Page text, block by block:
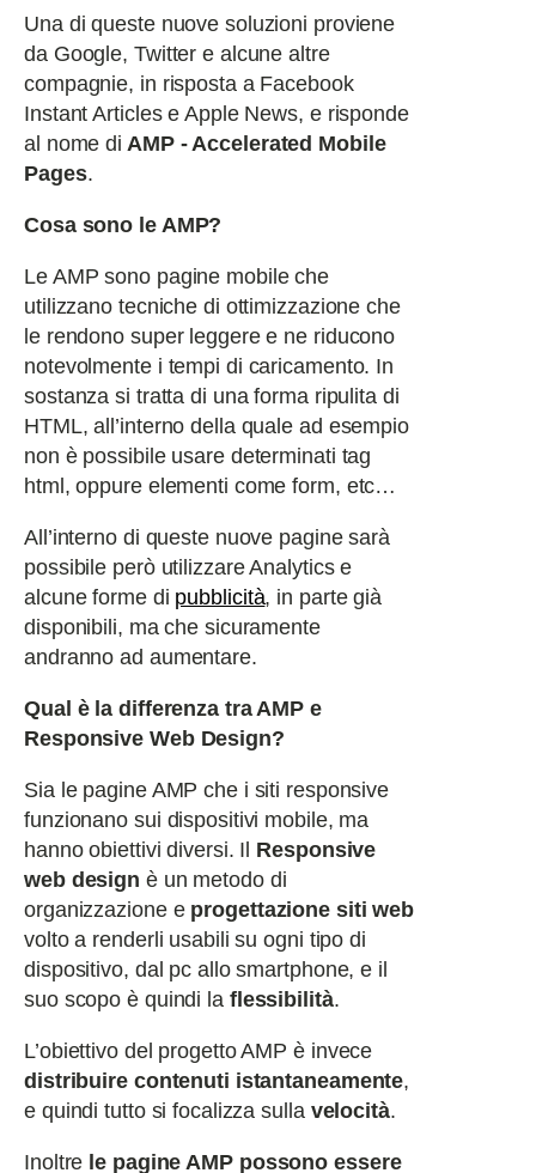
Una di queste nuove soluzioni proviene
da Google, Twitter e alcune altre
compagnie, in risposta a Facebook
Instant Articles e Apple News, e risponde
al nome di AMP - Accelerated Mobile
Pages.
Cosa sono le AMP?
Le AMP sono pagine mobile che
utilizzano tecniche di ottimizzazione che
le rendono super leggere e ne riducono
notevolmente i tempi di caricamento. In
sostanza si tratta di una forma ripulita di
HTML, all’interno della quale ad esempio
non è possibile usare determinati tag
html, oppure elementi come form, etc…
All’interno di queste nuove pagine sarà
possibile però utilizzare Analytics e
alcune forme di pubblicità, in parte già
disponibili, ma che sicuramente
andranno ad aumentare.
Qual è la differenza tra AMP e
Responsive Web Design?
Sia le pagine AMP che i siti responsive
funzionano sui dispositivi mobile, ma
hanno obiettivi diversi. Il Responsive
web design è un metodo di
organizzazione e progettazione siti web
volto a renderli usabili su ogni tipo di
dispositivo, dal pc allo smartphone, e il
suo scopo è quindi la flessibilità.
L’obiettivo del progetto AMP è invece
distribuire contenuti istantaneamente,
e quindi tutto si focalizza sulla velocità.
Inoltre le pagine AMP possono essere